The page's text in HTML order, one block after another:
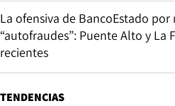
La ofensiva de BancoEstado
“autofraudes”: Puente Alto y La
recientes
TENDENCIAS